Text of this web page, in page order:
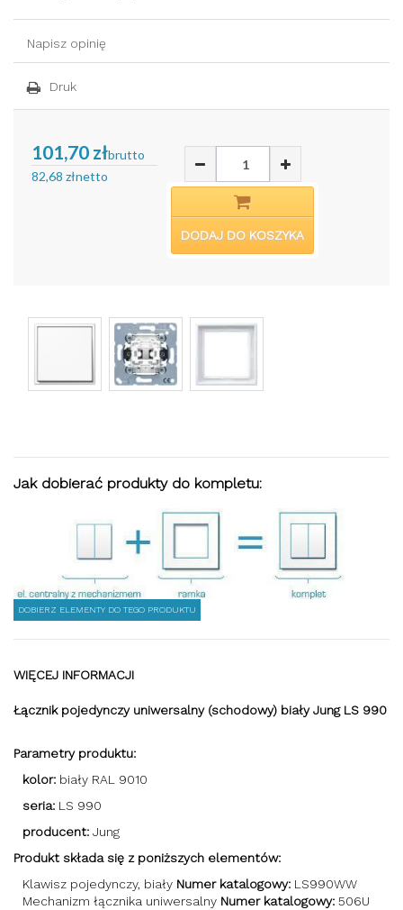
Napisz opinię
Druk
101,70 złbrutto
82,68 złnetto
DODAJ DO KOSZYKA
Jak dobierać produkty do kompletu:
DOBIERZ ELEMENTY DO TEGO PRODUKTU
WIĘCEJ INFORMACJI
Łącznik pojedynczy uniwersalny (schodowy) biały Jung LS 990
Parametry produktu:
kolor: biały RAL 9010
seria: LS 990
producent: Jung
Produkt składa się z poniższych elementów:
Klawisz pojedynczy, biały Numer katalogowy: LS990WW
Mechanizm łącznika uniwersalny Numer katalogowy: 506U